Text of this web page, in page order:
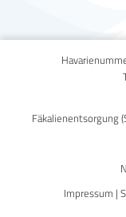
Published on4.
Fäkalienentsorgung
Impressum |